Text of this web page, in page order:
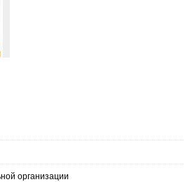
организации